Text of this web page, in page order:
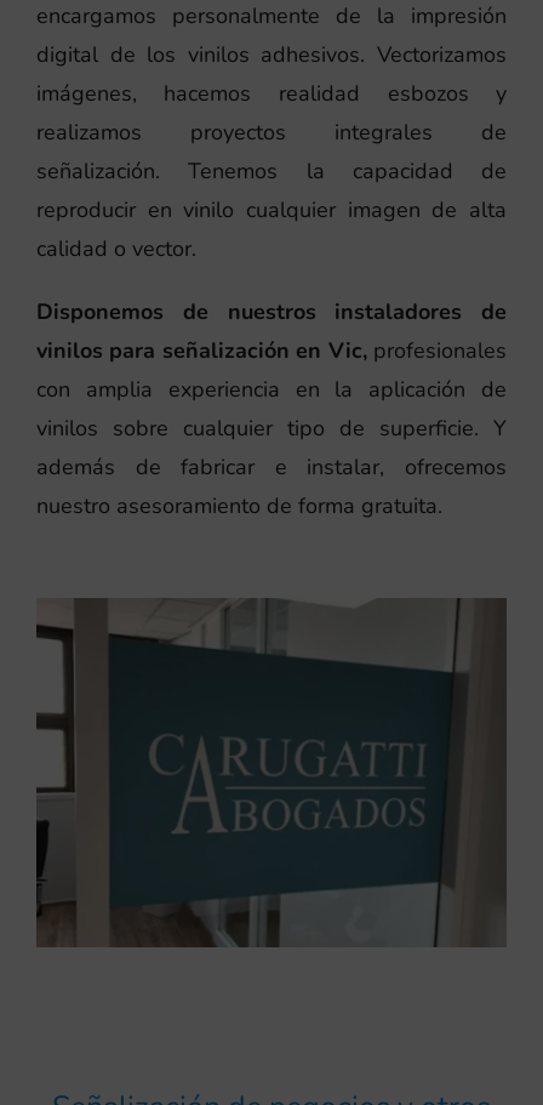
encargamos personalmente de la impresión
digital de los vinilos adhesivos. Vectorizamos
imágenes, hacemos realidad esbozos y
realizamos proyectos integrales de
señalización. Tenemos la capacidad de
reproducir en vinilo cualquier imagen de alta
calidad o vector.
Disponemos de nuestros instaladores de
vinilos para señalización en Vic,profesionales
con amplia experiencia en la aplicación de
vinilos sobre cualquier tipo de superficie. Y
además de fabricar e instalar, ofrecemos
nuestro asesoramiento de forma gratuita.